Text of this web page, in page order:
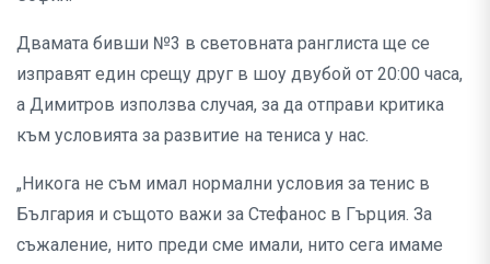
Двамата бивши №3 в световната ранглиста ще се
изправят един срещу друг в шоу двубой от 20:00 часа,
а Димитров използва случая, за да отправи критика
към условията за развитие на тениса у нас.
„Никога не съм имал нормални условия за тенис в
България и същото важи за Стефанос в Гърция. За
съжаление, нито преди сме имали, нито сега имаме